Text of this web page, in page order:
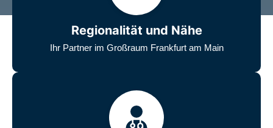
Regionalität und Nähe
Ihr Partner im Großraum Frankfurt am Main